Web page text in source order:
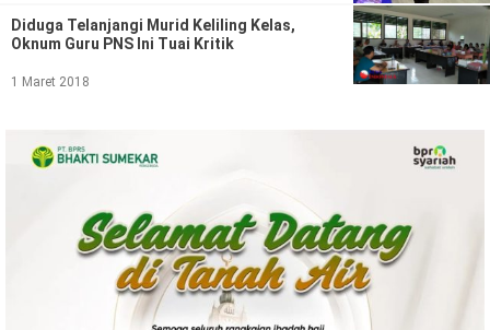
Gaya Hidup
Otomotif
Diduga Telanjangi Murid Keliling Kelas,
Oknum Guru PNS Ini Tuai Kritik
1 Maret 2018